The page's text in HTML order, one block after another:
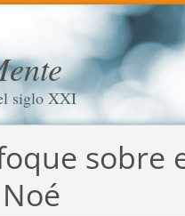
siglo XXI
sobre